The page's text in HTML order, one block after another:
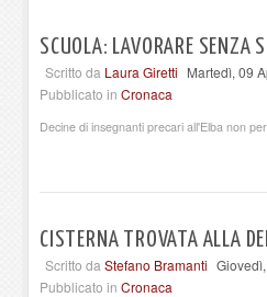
SCUOLA: LAVORARE SENZA
Scritto da Laura Giretti Martedì, 09
Pubblicato in Cronaca
Decine di insegnanti precari all'Elba non
CISTERNA TROVATA ALLA
Scritto da Stefano Bramanti
Pubblicato in Cronaca